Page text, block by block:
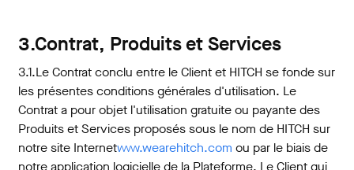
3.Contrat, Produits et Services
3.1.Le Contrat conclu entre le Client et HITCH se fonde sur
les présentes conditions générales d'utilisation. Le
Contrat a pour objet l'utilisation gratuite ou payante des
Produits et Services proposés sous le nom de HITCH sur
notre site Internetwww.wearehitch.com ou par le biais de
notre application logicielle de la Plateforme. Le Client qui